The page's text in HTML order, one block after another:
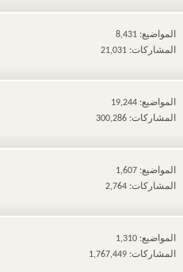
المنتدى
مشاهدة
المنتدى
المواضيع: 8,431
المشاركات: 21,031
المواضيع: 19,244
المشاركات: 300,286
مشاهدة
المنتدى
المواضيع: 1,607
المشاركات: 2,764
مشاهدة
المواضيع: 1,310
المشاركات: 1,767,449